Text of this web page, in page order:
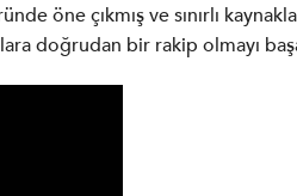
öne çıkmış ve sınırlı
doğrudan bir rakip olmayı